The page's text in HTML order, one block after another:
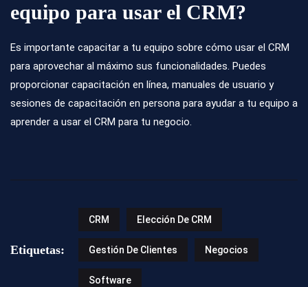
equipo para usar el CRM?
Es importante capacitar a tu equipo sobre cómo usar el CRM
para aprovechar al máximo sus funcionalidades. Puedes
proporcionar capacitación en línea, manuales de usuario y
sesiones de capacitación en persona para ayudar a tu equipo a
aprender a usar el CRM para tu negocio.
Etiquetas:
CRM Elección De CRM
Gestión De Clientes Negocios
Software